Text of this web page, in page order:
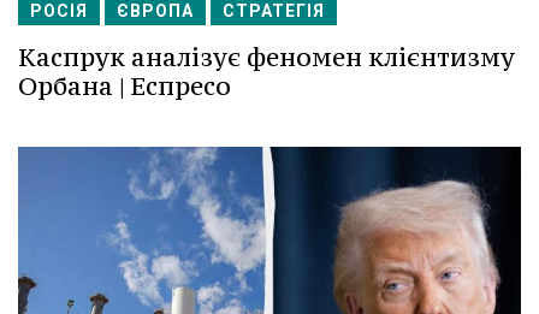
РОСІЯ ЄВРОПА СТРАТЕГІЯ
Каспрук аналізує феномен клієнтизму
Орбана | Еспресо